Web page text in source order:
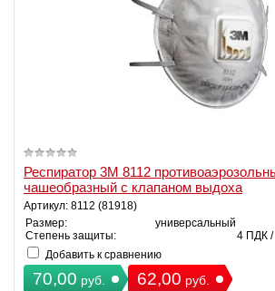
Респиратор 3М 8112
чашеобразный с клапаном выдоха
Артикул: 8112 (81918)
Размер:
универсальный
Степень защиты:
4 ПДК /
Добавить к сравнению
70,00 руб. 62,00 руб.